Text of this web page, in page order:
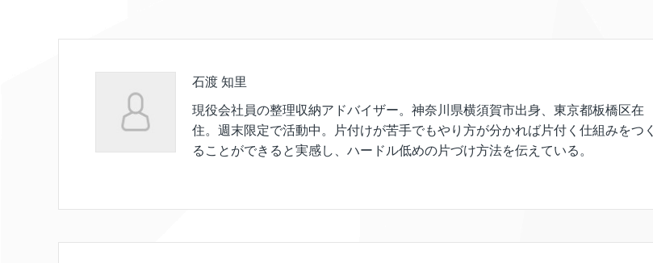
石渡 知里
現役会社員の整理収納アドバイザー。神奈川県横須賀市出身、東京都板橋区在
住。週末限定で活動中。片付けが苦手でもやり方が分かれば片付く仕組みをつく
ることができると実感し、ハードル低めの片づけ方法を伝えている。